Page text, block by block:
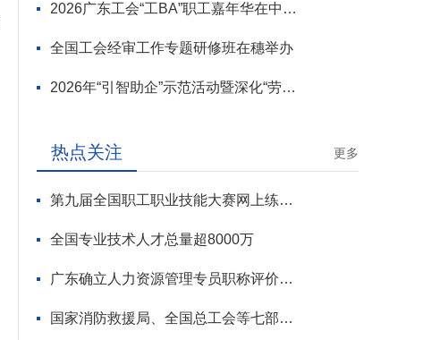
2026广东工会“工BA”职工嘉年华在中山举行
全国工会经审工作专题研修班在穗举办
2026年“引智助企”示范活动暨深化“劳模工匠进万企”专项行动启动
热点关注 更多
第九届全国职工职业技能大赛网上练兵正式启动
全国专业技术人才总量超8000万
广东确立人力资源管理专员职称评价标准
国家消防救援局、全国总工会等七部门联合部署 开展全民消防安全素质提升行动